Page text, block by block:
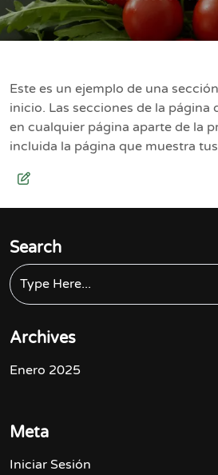
Este es un ejemplo de una
inicio. Las secciones de la página
en cualquier página aparte de la
incluida la página que muestra
Search
Archives
Enero 2025
Meta
Iniciar Sesión